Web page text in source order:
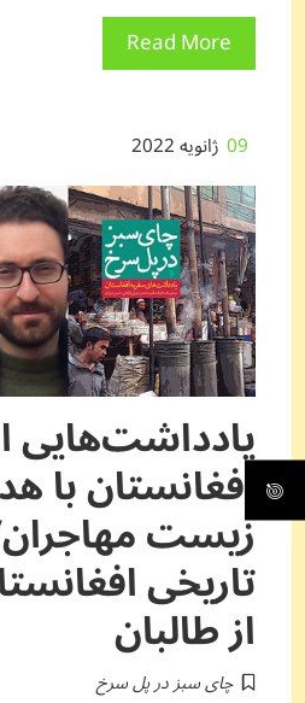
Read More
09 ژانویه 2022
یادداشت‌هایی
افغانستان با
زیست
تاریخی
از طالبان
چای سبز در پل سرخ